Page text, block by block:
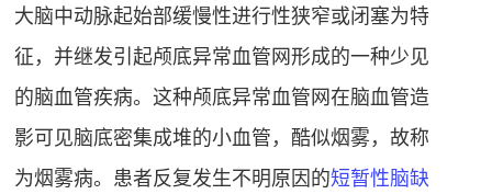
大脑中动脉起始部缓慢性进行性狭窄或闭塞为特
征 ，并继发引起颅底异常血管网形成的一种少见
的脑血管疾病。这种颅底异常血管网在脑血管造
影可见脑底密集成堆的小血管，酷似烟雾，故称
为烟雾病。患者反复发生不明原因的短暂性脑缺